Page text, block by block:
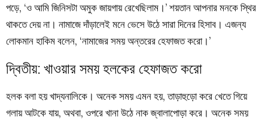
পড়ে, ‘ও আমি জিনিসটা অমুক জায়গায় রেখেছিলাম।’ শয়তান আপনার মনকে স্থির
থাকতে দেয় না। নামাজে দাঁড়ালেই মনে ভেসে উঠে সারা দিনের হিসাব। এজন্য
লোকমান হাকিম বলেন, ‘নামাজের সময় অন্তরের হেফাজত করো।’
দ্বিতীয়: খাওয়ার সময় হলকের হেফাজত করো
হলক বলা হয় খাদ্যনালিকে। অনেক সময় এমন হয়, তাড়াহুড়ো করে খেতে গিয়ে
গলায় আটকে যায়, অথবা, ওপরে খানা উঠে নাক জ্বালাপোড়া করে। অনেক সময়